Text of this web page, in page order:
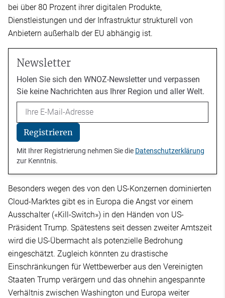
bei über 80 Prozent ihrer digitalen Produkte,
Dienstleistungen und der Infrastruktur strukturell von
Anbietern außerhalb der EU abhängig ist.
Newsletter
Holen Sie sich den WNOZ-Newsletter und verpassen
Sie keine Nachrichten aus Ihrer Region und aller Welt.
Email
Registrieren
Mit Ihrer Registrierung nehmen Sie die Datenschutzerklärung
zur Kenntnis.
Besonders wegen des von den US-Konzernen dominierten
Cloud-Marktes gibt es in Europa die Angst vor einem
Ausschalter («Kill-Switch») in den Händen von US-
Präsident Trump. Spätestens seit dessen zweiter Amtszeit
wird die US-Übermacht als potenzielle Bedrohung
eingeschätzt. Zugleich könnten zu drastische
Einschränkungen für Wettbewerber aus den Vereinigten
Staaten Trump verärgern und das ohnehin angespannte
Verhältnis zwischen Washington und Europa weiter